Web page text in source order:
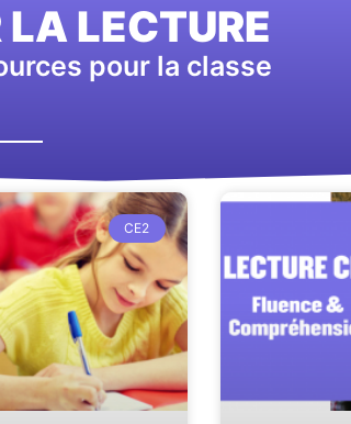
LECTURE
pour la classe
CE2